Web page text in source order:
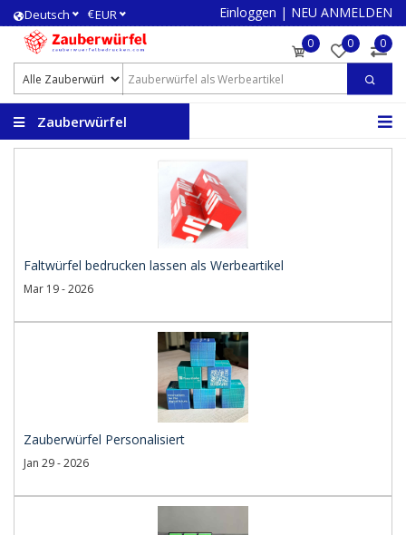
Deutsch €EUR Einloggen | NEU ANMELDEN
0 0 0
Zauberwürfel
Faltwürfel bedrucken lassen als Werbeartikel
Mar 19 - 2026
Zauberwürfel Personalisiert
Jan 29 - 2026